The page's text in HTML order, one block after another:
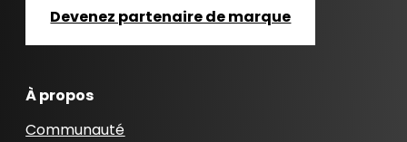
Devenez partenaire de marque
À propos
Communauté